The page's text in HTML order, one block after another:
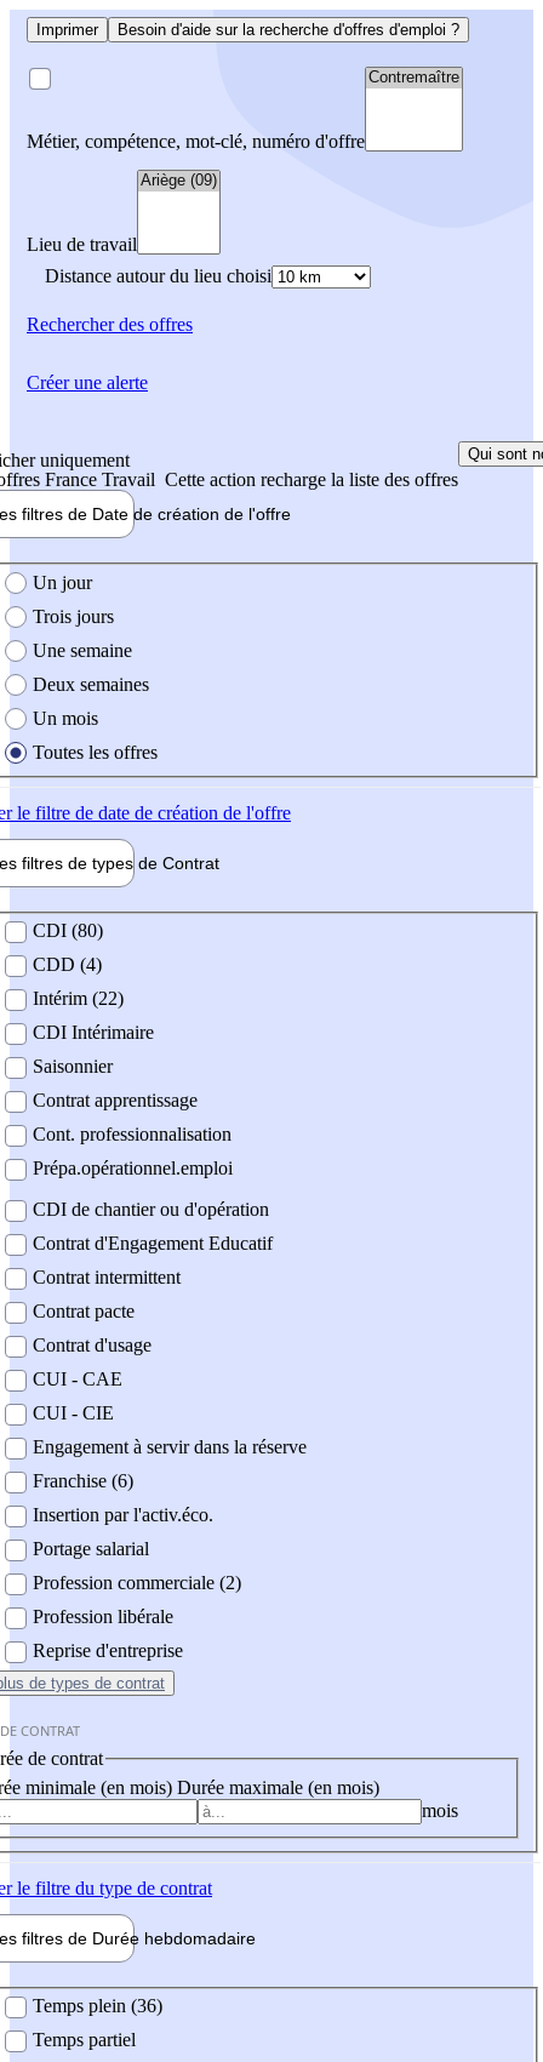
Imprimer Besoin d'aide sur la recherche d'offres d'emploi ?
Métier, compétence, mot-clé, numéro d'offre
Lieu de travail
Distance autour du lieu choisi
Rechercherdes offres
uniquement
France Travail Cette action recharge la liste des offres
Qui sont
filtres de Date de création de l'offre
création de l'offre
Un jour
Trois jours
Une semaine
Deux semaines
Un mois
Toutes les offres
le filtre de date de création de l'offre
filtres de types de Contrat
contrat
CDI (80)
CDD (4)
Intérim (22)
CDI Intérimaire
Saisonnier
Contrat apprentissage
Cont. professionnalisation
Prépa.opérationnel.emploi
CDI de chantier ou d'opération
Contrat d'Engagement Educatif
Contrat intermittent
Contrat pacte
Contrat d'usage
CUI - CAE
CUI - CIE
Engagement à servir dans la réserve
Franchise (6)
Insertion par l'activ.éco.
Portage salarial
Profession commerciale (2)
Profession libérale
Reprise d'entreprise
de types de contrat
CONTRAT
de contrat
minimale (en mois) Durée maximale (en mois)
mois
le filtre du type de contrat
filtres de Durée hebdomadaire
Temps plein (36)
Temps partiel
Créer une alerte